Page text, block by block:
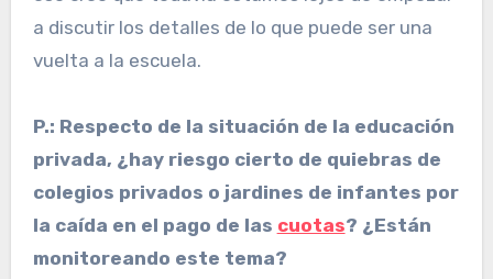
a discutir los detalles de lo que puede ser una
vuelta a la escuela.
P.: Respecto de la situación de la educación
privada, ¿hay riesgo cierto de quiebras de
colegios privados o jardines de infantes por
la caída en el pago de las cuotas? ¿Están
monitoreando este tema?